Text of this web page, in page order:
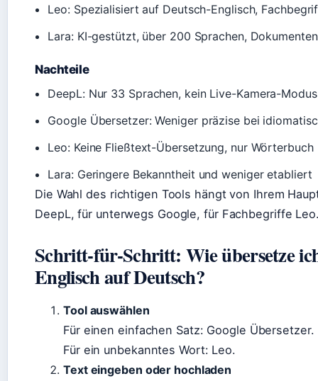
Leo: Spezialisiert auf Deutsch-Englisch,
Lara: KI-gestützt, über 200 Sprachen,
Nachteile
DeepL: Nur 33 Sprachen, kein Live-Kamera-Modus
Google Übersetzer: Weniger präzise bei
Leo: Keine Fließtext-Übersetzung, nur Wörterbuch
Lara: Geringere Bekanntheit und weniger etabliert
Die Wahl des richtigen Tools hängt von Ihrem
DeepL, für unterwegs Google, für Fachbegriffe
Schritt-für-Schritt: Wie übersetze
Englisch auf Deutsch?
Tool auswählen
Für einen einfachen Satz: Google
Für ein unbekanntes Wort: Leo.
Text eingeben oder hochladen